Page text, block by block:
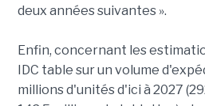
deux années suivantes ».
Enfin, concernant les
IDC table sur un volume
millions d'unités d'ici à 2027